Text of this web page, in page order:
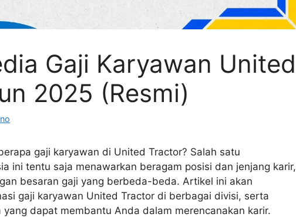
Gaji Karyawan United
2025 (Resmi)
gaji karyawan di United Tractor? Salah satu
ini tentu saja menawarkan beragam posisi dan jenjang karir,
besaran gaji yang berbeda-beda. Artikel ini akan
gaji karyawan United Tractor di berbagai divisi, serta
dapat membantu Anda dalam merencanakan karir.